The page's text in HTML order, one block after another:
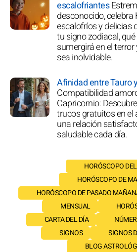
escalofriantes
desconocido,
escalofríos y delicias
tu signo zodiacal,
sumergirá en el
sea inolvidable.
Afinidad entre Tauro
Compatibilidad
Capricornio:
trucos gratuitos en
una relación
saludable cada día.
HORÓSCOPO
HORÓSCOPO DE
HORÓSCOPO DE PASADO
MENSUAL
CARTA DEL DÍA
SIGNOS
SIGNOS
BLOG